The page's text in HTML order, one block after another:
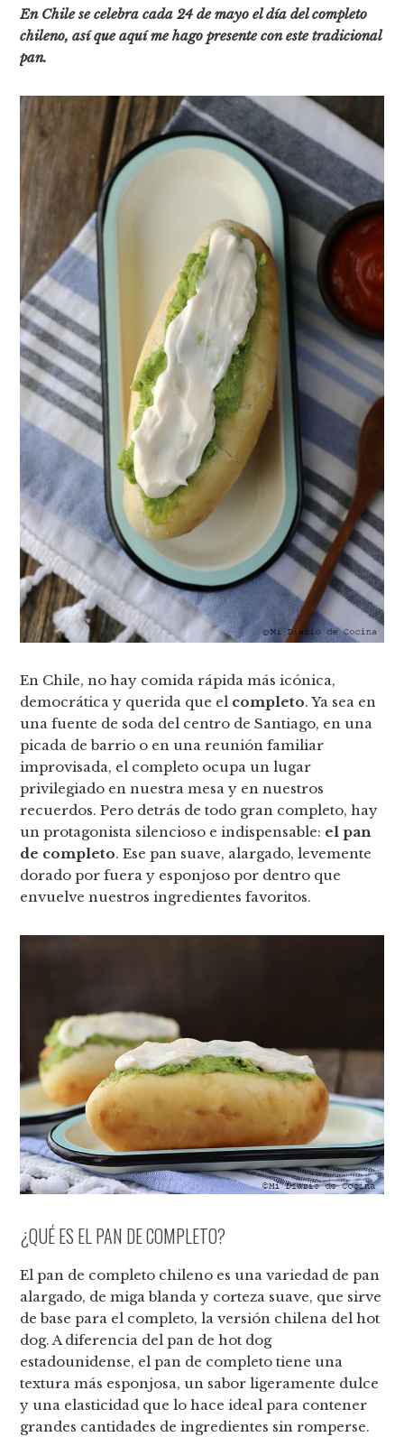
En Chile se celebra cada 24 de mayo el día del completo
chileno, así que aquí me hago presente con este tradicional
pan.
En Chile, no hay comida rápida más icónica,
democrática y querida que el completo. Ya sea en
una fuente de soda del centro de Santiago, en una
picada de barrio o en una reunión familiar
improvisada, el completo ocupa un lugar
privilegiado en nuestra mesa y en nuestros
recuerdos. Pero detrás de todo gran completo, hay
un protagonista silencioso e indispensable: el pan
de completo. Ese pan suave, alargado, levemente
dorado por fuera y esponjoso por dentro que
envuelve nuestros ingredientes favoritos.
¿QUÉ ES EL PAN DE COMPLETO?
El pan de completo chileno es una variedad de pan
alargado, de miga blanda y corteza suave, que sirve
de base para el completo, la versión chilena del hot
dog. A diferencia del pan de hot dog
estadounidense, el pan de completo tiene una
textura más esponjosa, un sabor ligeramente dulce
y una elasticidad que lo hace ideal para contener
grandes cantidades de ingredientes sin romperse.